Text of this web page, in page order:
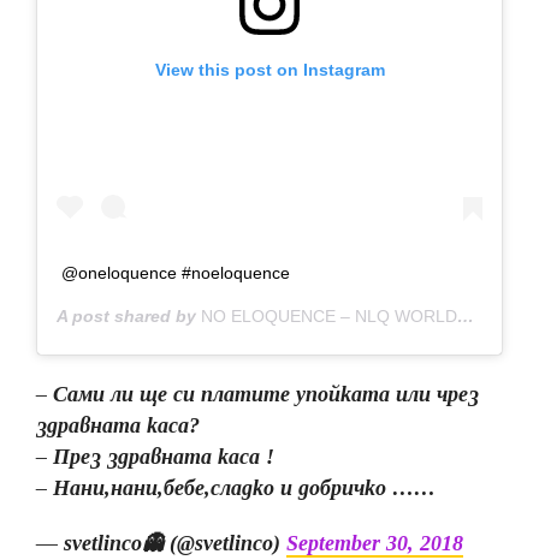
View this post on Instagram
@oneloquence #noeloquence
A post shared by NO ELOQUENCE – NLQ WORLDWIDE
– Сами ли ще си платите упойката или чрез
здравната каса?
– През здравната каса !
– Нани,нани,бебе,сладко и добричко ……
— svetlinco👻 (@svetlinco) September 30, 2018